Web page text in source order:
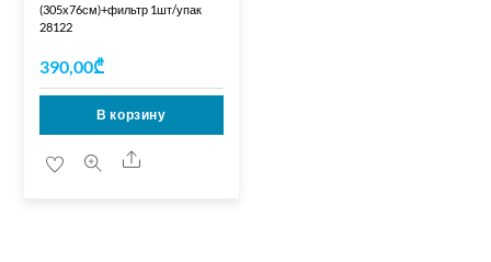
(305х76см)+фильтр 1шт/упак
28122
390,00₾
В корзину
Share